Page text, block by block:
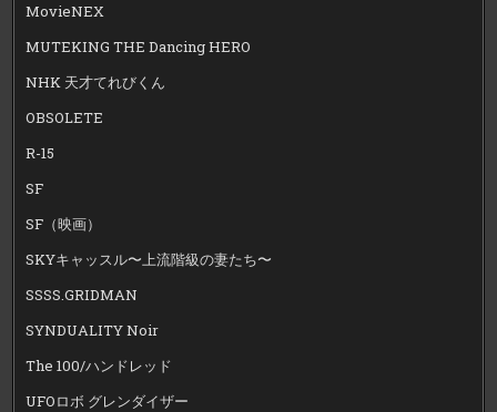
MovieNEX
MUTEKING THE Dancing HERO
NHK 天才てれびくん
OBSOLETE
R-15
SF
SF（映画）
SKYキャッスル〜上流階級の妻たち〜
SSSS.GRIDMAN
SYNDUALITY Noir
The 100/ハンドレッド
UFOロボ グレンダイザー